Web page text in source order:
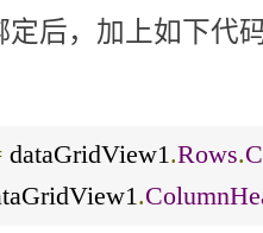
定后，加上如下代
dataGridView1.Rows.
.